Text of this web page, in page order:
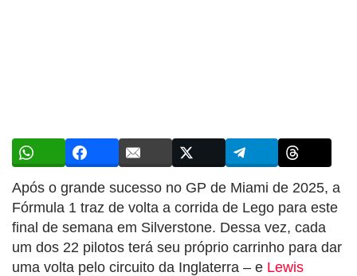
Após o grande sucesso no GP de Miami de 2025, a
Fórmula 1 traz de volta a corrida de Lego para este
final de semana em Silverstone. Dessa vez, cada
um dos 22 pilotos terá seu próprio carrinho para dar
uma volta pelo circuito da Inglaterra – e Lewis